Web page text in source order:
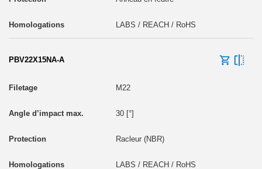
LABS / REACH / RoHS
PBV22X15NA-A
M22
30 [°]
Racleur (NBR)
LABS / REACH / RoHS